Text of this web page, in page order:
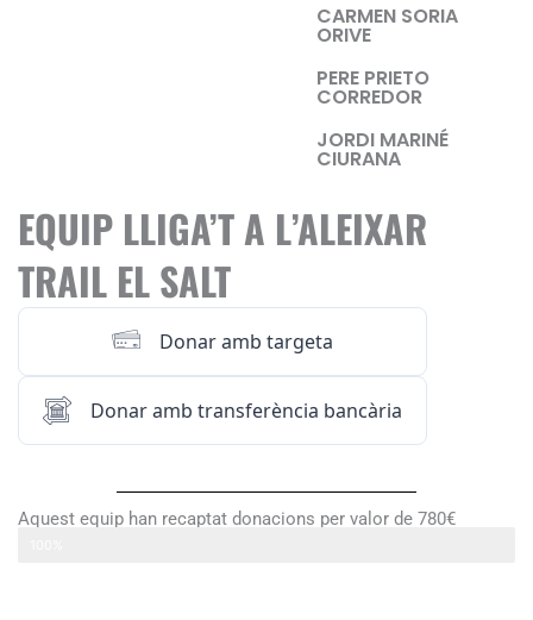
EQUIP LLIGA’T A L’ALEIXAR
TRAIL EL SALT
Donar amb targeta
Donar amb transferència bancària
Aquest equip han recaptat donacions per valor de 780€
CARMEN SORIA
ORIVE
PERE PRIETO
CORREDOR
JORDI MARINÉ
CIURANA